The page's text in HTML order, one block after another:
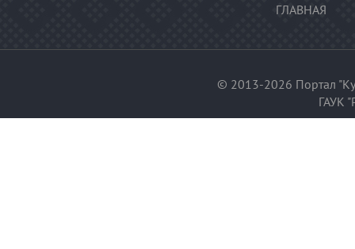
ГЛАВНАЯ
© 2013-2026 Портал
ГАУК